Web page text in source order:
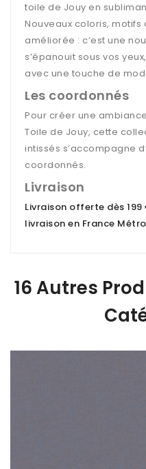
toile de Jouy en
Nouveaux coloris,
améliorée : c’est une
s’épanouit sous vos
avec une touche de
Les coordonnés
Pour créer une
Toile de Jouy, cette
intissés s’accompagne
coordonnés.
Livraison
Livraison offerte dès
livraison en France
16 Autres